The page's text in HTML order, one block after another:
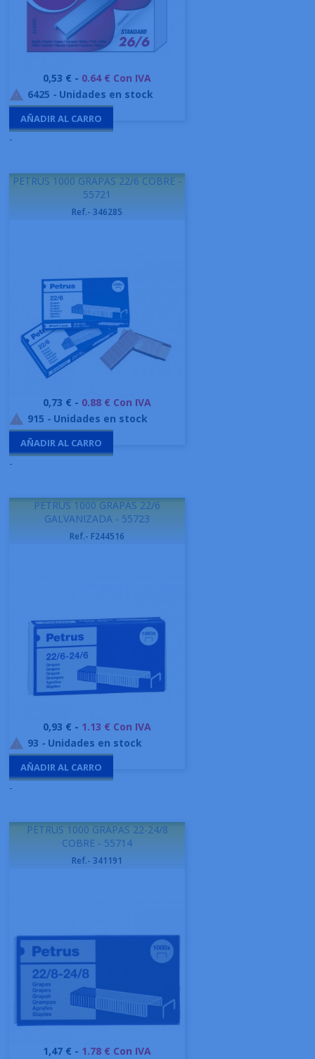
Precio
0,53 € - 0.64 € Con IVA
 6425 - Unidades en stock
AÑADIR AL CARRO
-
PETRUS 1000 GRAPAS 22/6 COBRE -
55721
Ref.- 346285
Precio
0,73 € - 0.88 € Con IVA
 915 - Unidades en stock
AÑADIR AL CARRO
-
PETRUS 1000 GRAPAS 22/6
GALVANIZADA - 55723
Ref.- F244516
Precio
0,93 € - 1.13 € Con IVA
 93 - Unidades en stock
AÑADIR AL CARRO
-
PETRUS 1000 GRAPAS 22-24/8
COBRE - 55714
Ref.- 341191
Precio
1,47 € - 1.78 € Con IVA